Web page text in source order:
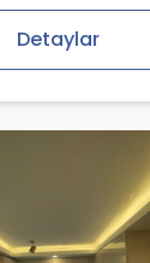
Detaylar